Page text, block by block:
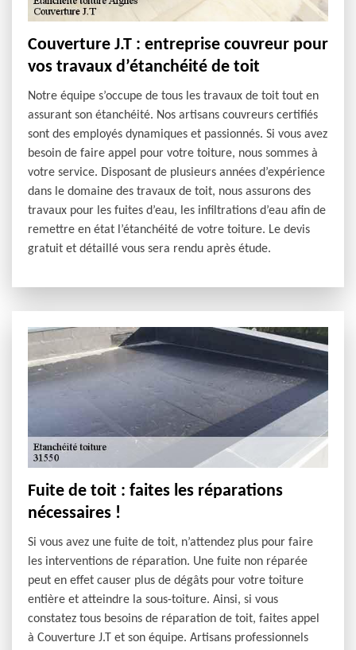
Couverture J.T : entreprise couvreur pour
vos travaux d’étanchéité de toit
Notre équipe s’occupe de tous les travaux de toit tout en
assurant son étanchéité. Nos artisans couvreurs certifiés
sont des employés dynamiques et passionnés. Si vous avez
besoin de faire appel pour votre toiture, nous sommes à
votre service. Disposant de plusieurs années d’expérience
dans le domaine des travaux de toit, nous assurons des
travaux pour les fuites d’eau, les infiltrations d’eau afin de
remettre en état l’étanchéité de votre toiture. Le devis
gratuit et détaillé vous sera rendu après étude.
Fuite de toit : faites les réparations
nécessaires !
Si vous avez une fuite de toit, n’attendez plus pour faire
les interventions de réparation. Une fuite non réparée
peut en effet causer plus de dégâts pour votre toiture
entière et atteindre la sous-toiture. Ainsi, si vous
constatez tous besoins de réparation de toit, faites appel
à Couverture J.T et son équipe. Artisans professionnels